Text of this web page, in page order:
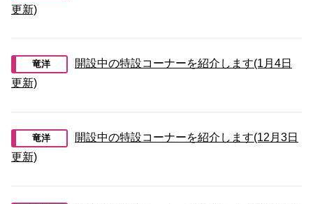
更新)
竜洋
開設中の特設コーナーを紹介します(1月4日
更新)
竜洋
開設中の特設コーナーを紹介します(12月3日
更新)